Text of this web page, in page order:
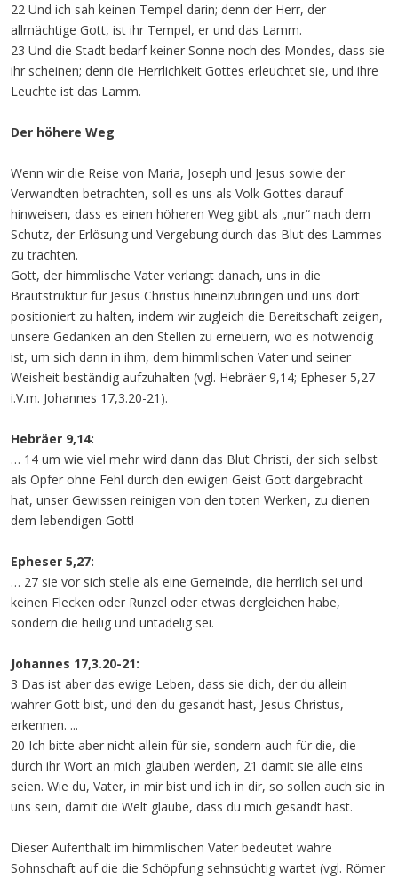
22 Und ich sah keinen Tempel darin; denn der Herr, der
allmächtige Gott, ist ihr Tempel, er und das Lamm.
23 Und die Stadt bedarf keiner Sonne noch des Mondes, dass sie
ihr scheinen; denn die Herrlichkeit Gottes erleuchtet sie, und ihre
Leuchte ist das Lamm.
Der höhere Weg
Wenn wir die Reise von Maria, Joseph und Jesus sowie der
Verwandten betrachten, soll es uns als Volk Gottes darauf
hinweisen, dass es einen höheren Weg gibt als „nur“ nach dem
Schutz, der Erlösung und Vergebung durch das Blut des Lammes
zu trachten.
Gott, der himmlische Vater verlangt danach, uns in die
Brautstruktur für Jesus Christus hineinzubringen und uns dort
positioniert zu halten, indem wir zugleich die Bereitschaft zeigen,
unsere Gedanken an den Stellen zu erneuern, wo es notwendig
ist, um sich dann in ihm, dem himmlischen Vater und seiner
Weisheit beständig aufzuhalten (vgl. Hebräer 9,14; Epheser 5,27
i.V.m. Johannes 17,3.20-21).
Hebräer 9,14:
… 14 um wie viel mehr wird dann das Blut Christi, der sich selbst
als Opfer ohne Fehl durch den ewigen Geist Gott dargebracht
hat, unser Gewissen reinigen von den toten Werken, zu dienen
dem lebendigen Gott!
Epheser 5,27:
… 27 sie vor sich stelle als eine Gemeinde, die herrlich sei und
keinen Flecken oder Runzel oder etwas dergleichen habe,
sondern die heilig und untadelig sei.
Johannes 17,3.20-21:
3 Das ist aber das ewige Leben, dass sie dich, der du allein
wahrer Gott bist, und den du gesandt hast, Jesus Christus,
erkennen. ...
20 Ich bitte aber nicht allein für sie, sondern auch für die, die
durch ihr Wort an mich glauben werden, 21 damit sie alle eins
seien. Wie du, Vater, in mir bist und ich in dir, so sollen auch sie in
uns sein, damit die Welt glaube, dass du mich gesandt hast.
Dieser Aufenthalt im himmlischen Vater bedeutet wahre
Sohnschaft auf die die Schöpfung sehnsüchtig wartet (vgl. Römer